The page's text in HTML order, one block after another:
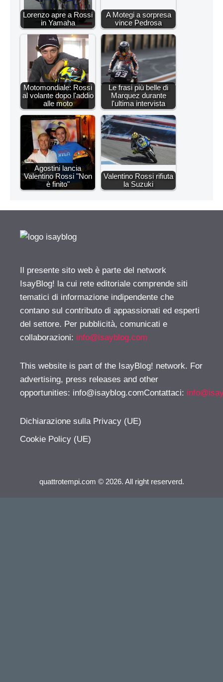
Lorenzo apre a Rossi
in Yamaha
A Motegi a sorpresa
vince Pedrosa
Motomondiale: Rossi
al volante dopo l'addio
alle moto
Le frasi più belle di
Marquez durante
l'ultima intervista
Agostini lancia
Valentino Rossi "Non
è finito"
Valentino Rossi rifiuta
la Suzuki
Il presente sito web è parte del network
IsayBlog! la cui rete editoriale comprende siti
tematici di informazione indipendente che
contano sul contributo di appassionati ed esperti
del settore. Per pubblicità, comunicati e
collaborazioni: info@isayblog.com
This website is part of the IsayBlog! network. For
advertising, press releases and other
opportunities: info@isayblog.comContattaci:
Dichiarazione sulla Privacy (UE)
Cookie Policy (UE)
quattrotempi.com © 2026. All right reserverd.